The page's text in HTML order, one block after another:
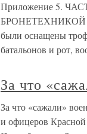
Приложение 5.
БРОНЕТЕХНИКОЙ
были оснащены
батальонов и рот,
За что
За что «сажали»
и офицеров Красной